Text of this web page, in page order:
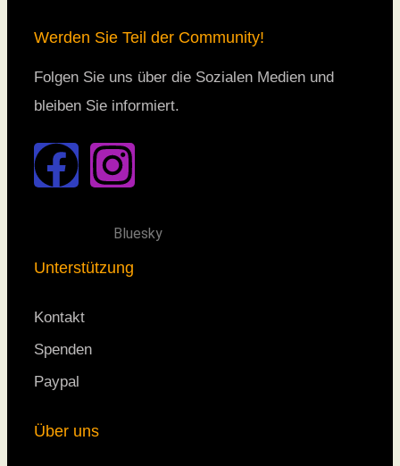
Werden Sie Teil der Community!
Folgen Sie uns über die Sozialen Medien und
bleiben Sie informiert.
Bluesky
Unterstützung
Kontakt
Spenden
Paypal
Über uns